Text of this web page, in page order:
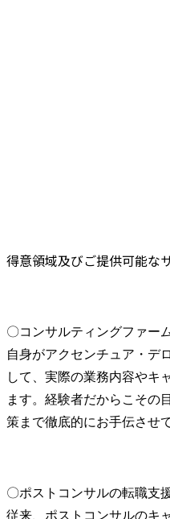
得意領域及びご提供可能な
〇コンサルティングファー
自身がアクセンチュア・デ
して、実際の業務内容やキ
ます。経験者だからこその
策まで徹底的にお手伝させ
〇ポストコンサルの転職支
従来、ポストコンサルのキ